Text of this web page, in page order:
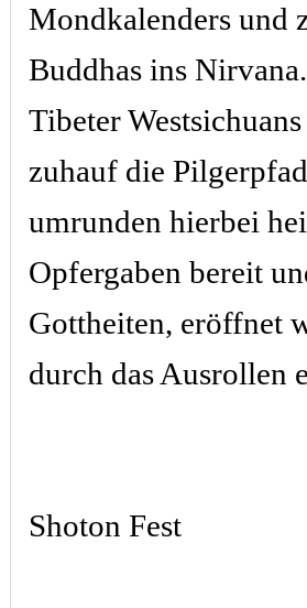
Mondkalenders und
Buddhas ins
Tibeter
zuhauf die
umrunden hierbei
Opfergaben bereit
Gottheiten, eröffnet
durch das Ausrollen
Shoton Fest